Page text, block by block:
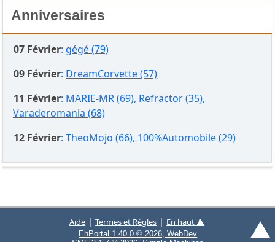
Anniversaires
07 Février: gégé (79)
09 Février: DreamCorvette (57)
11 Février: MARIE-MR (69), Refractor (35),
Varaderomania (68)
12 Février:TheoMojo (66), 100%Automobile (29)
▲
Aide |Termes et Règles | En haut ▲
EhPortal 1.40.0 © 2026, WebDev